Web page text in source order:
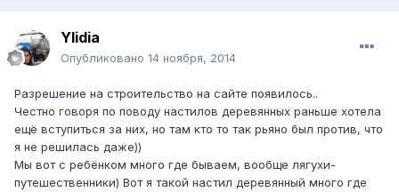
Ylidia
Опубликовано 14 ноября, 2014
Разрешение на строительство на сайте появилось..
Честно говоря по поводу настилов деревянных раньше хотела
ещё вступиться за них, но там кто то так рьяно был против, что
я не решилась даже))
Мы вот с ребёнком много где бываем, вообще лягухи-
путешественники) Вот я такой настил деревянный много где